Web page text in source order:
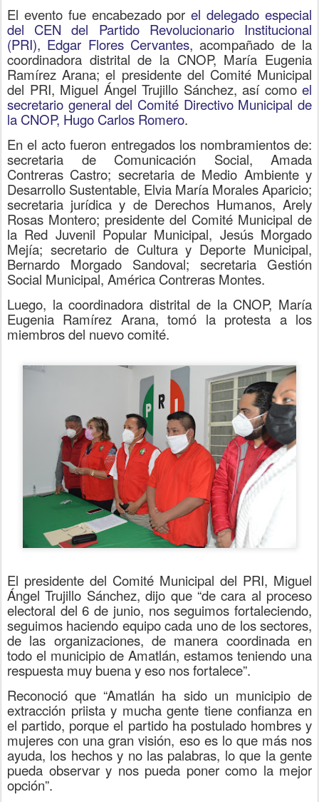
El evento fue encabezado porel delegado especial
del CEN del Partido Revolucionario Institucional
(PRI), Edgar Flores Cervantes, acompañado de la
coordinadora distrital de la CNOP, María Eugenia
Ramírez Arana; el presidente del Comité Municipal
del PRI, Miguel Ángel Trujillo Sánchez, así como el
secretario general del Comité Directivo Municipal de
la CNOP, Hugo Carlos Romero.
En el acto fueron entregados los nombramientos de:
secretaria de Comunicación Social, Amada
Contreras Castro; secretaria de Medio Ambiente y
Desarrollo Sustentable, Elvia María Morales Aparicio;
secretaria jurídica y de Derechos Humanos, Arely
Rosas Montero; presidente del Comité Municipal de
la Red Juvenil Popular Municipal, Jesús Morgado
Mejía; secretario de Cultura y Deporte Municipal,
Bernardo Morgado Sandoval; secretaria Gestión
Social Municipal, América Contreras Montes.
Luego, la coordinadora distrital de la CNOP, María
Eugenia Ramírez Arana, tomó la protesta a los
miembros del nuevo comité.
El presidente del Comité Municipal del PRI, Miguel
Ángel Trujillo Sánchez, dijo que “de cara al proceso
electoral del 6 de junio, nos seguimos fortaleciendo,
seguimos haciendo equipo cada uno de los sectores,
de las organizaciones, de manera coordinada en
todo el municipio de Amatlán, estamos teniendo una
respuesta muy buena y eso nos fortalece”.
Reconoció que “Amatlán ha sido un municipio de
extracción priista y mucha gente tiene confianza en
el partido, porque el partido ha postulado hombres y
mujeres con una gran visión, eso es lo que más nos
ayuda, los hechos y no las palabras, lo que la gente
pueda observar y nos pueda poner como la mejor
opción”.